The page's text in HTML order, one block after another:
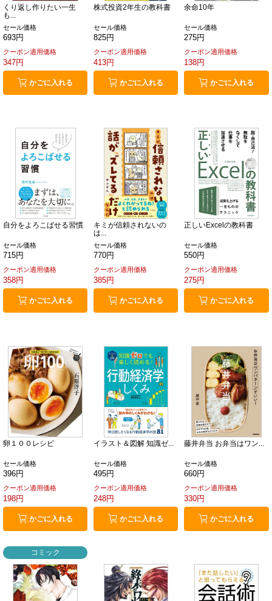
くり返し作りたい一生
も...
セール価格
693円
クーポン適用価格
347円
かごに入れる
株式投資2年生の教科書
セール価格
825円
クーポン適用価格
413円
かごに入れる
余命10年
セール価格
275円
クーポン適用価格
138円
かごに入れる
自分をよろこばせる習慣
セール価格
715円
クーポン適用価格
358円
かごに入れる
キミが信頼されないの
は...
セール価格
770円
クーポン適用価格
385円
かごに入れる
正しいExcelの教科書
セール価格
550円
クーポン適用価格
275円
かごに入れる
卵１００レシピ
セール価格
396円
クーポン適用価格
198円
かごに入れる
イラスト＆図解 知識ゼ...
セール価格
495円
クーポン適用価格
248円
かごに入れる
藤井弁当 お弁当はワン...
セール価格
660円
クーポン適用価格
330円
かごに入れる
コミック